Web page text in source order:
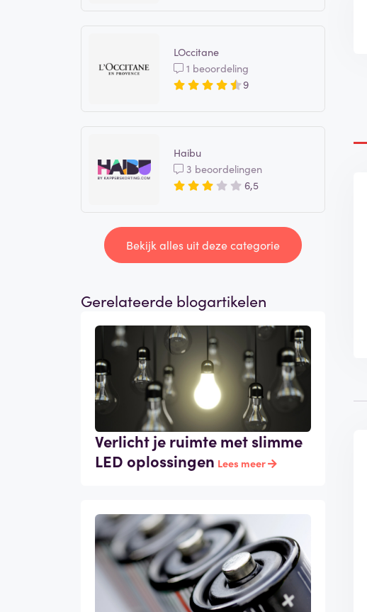
LOccitane
1 beoordeling
9
Haibu
3 beoordelingen
6,5
Bekijk alles uit deze categorie
Gerelateerde blogartikelen
Verlicht je ruimte met slimme
LED oplossingen Lees meer